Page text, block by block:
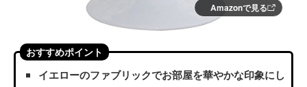
Amazonで見る
おすすめポイント
イエローのファブリックでお部屋を華やかな印象にし